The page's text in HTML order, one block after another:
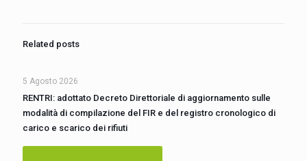
Related posts
5 Agosto 2026
RENTRI: adottato Decreto Direttoriale di aggiornamento sulle
modalità di compilazione del FIR e del registro cronologico di
carico e scarico dei rifiuti